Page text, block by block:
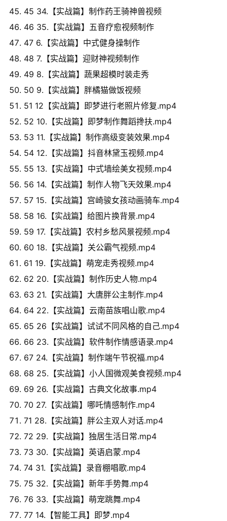
45 34.【实战篇】制作药王骑神兽视频
46 35.【实战篇】五音疗愈视频制作
47 6.【实战篇】中式健身操制作
48 7.【实战篇】迎财神视频制作
49 8.【实战篇】蔬果超模时装走秀
50 9.【实战篇】胖橘猫做饭视频
51 12【实战篇】即梦进行老照片修复.mp4
52 10.【实战篇】即梦制作舞蹈搀扶.mp4
53 11.【实战篇】制作高级变装效果.mp4
54 12.【实战篇】抖音林黛玉视频.mp4
55 13.【实战篇】中式墙绘美女视频.mp4
56 14.【实战篇】制作人物飞天效果.mp4
57 15.【实战篇】宫崎骏女孩动画骑车.mp4
58 16.【实战篇】给图片换背景.mp4
59 17.【实战篇】农村乡愁风景视频.mp4
60 18.【实战篇】关公霸气视频.mp4
61 19.【实战篇】萌宠走秀视频.mp4
62 20.【实战篇】制作历史人物.mp4
63 21.【实战篇】大唐胖公主制作.mp4
64 22.【实战篇】云南苗族唱山歌.mp4
65 26【实战篇】试试不同风格的自己.mp4
66 23.【实战篇】软件制作情感语录.mp4
67 24.【实战篇】制作端午节祝福.mp4
68 25.【实战篇】小人国微观美食视频.mp4
69 26.【实战篇】古典文化故事.mp4
70 27.【实战篇】哪吒情感制作.mp4
71 28.【实战篇】胖公主双人对话.mp4
72 29.【实战篇】独居生活日常.mp4
73 30.【实战篇】英语启蒙.mp4
74 31.【实战篇】录音棚唱歌.mp4
75 32.【实战篇】新年手势舞.mp4
76 33.【实战篇】萌宠跳舞.mp4
77 14.【智能工具】即梦.mp4